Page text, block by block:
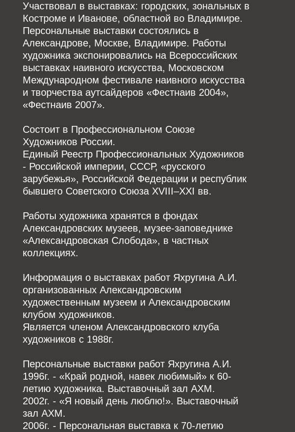
Участвовал в выставках: городских, зональных в
Костроме и Иванове, областной во Владимире.
Персональные выставки состоялись в
Александрове, Москве, Владимире. Работы
художника экспонировались на Всероссийских
выставках наивного искусства, Московском
Международном фестивале наивного искусства
и творчества аутсайдеров «Фестнаив 2004»,
«Фестнаив 2007».
Состоит в Профессиональном Союзе
Художников России.
Единый Реестр Профессиональных Художников
- Российской империи, СССР, «русского
зарубежья», Российской Федерации и республик
бывшего Советского Союза XVIII–XXI вв.
Работы художника хранятся в фондах
Александровских музеев, музее-заповеднике
«Александровская Слобода», в частных
коллекциях.
Информация о выставках работ Яхругина А.И.
организованных Александровским
художественным музеем и Александровским
клубом художников.
Является членом Александровского клуба
художников с 1988г.
Персональные выставки работ Яхругина А.И.
1996г. - «Край родной, навек любимый» к 60-
летию художника. Выставочный зал АХМ.
2002г. - «Я новый день люблю!». Выставочный
зал АХМ.
2006г. - Персональная выставка к 70-летию